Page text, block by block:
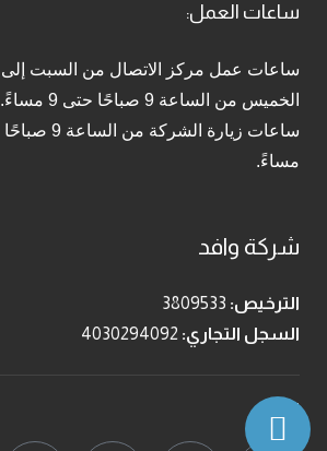
ساعات العمل:
ساعات عمل مركز الاتصال من السبت إلى
الخميس من الساعة 9 صباحًا حتى 9 مساءً.
مساءً.
شركة وافد
الترخيص: 3809533
السجل التجاري: 4030294092
تابعنا: